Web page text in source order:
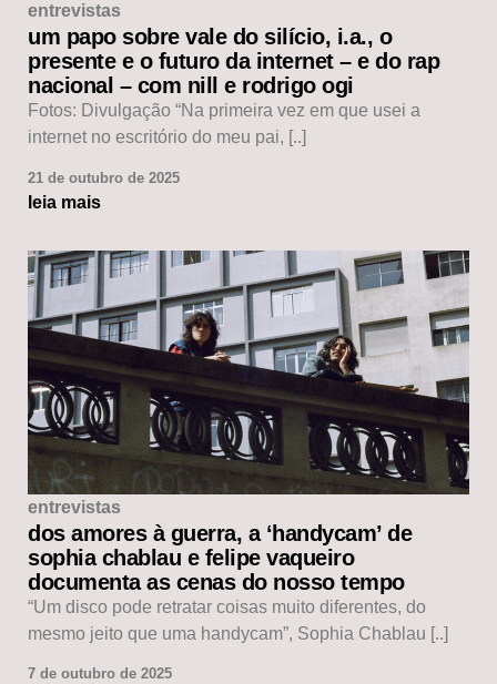
entrevistas
um papo sobre vale do silício, i.a., o
presente e o futuro da internet – e do rap
nacional – com nill e rodrigo ogi
Fotos: Divulgação “Na primeira vez em que usei a
internet no escritório do meu pai, [..]
21 de outubro de 2025
leia mais
entrevistas
dos amores à guerra, a ‘handycam’ de
sophia chablau e felipe vaqueiro
documenta as cenas do nosso tempo
“Um disco pode retratar coisas muito diferentes, do
mesmo jeito que uma handycam”, Sophia Chablau [..]
7 de outubro de 2025